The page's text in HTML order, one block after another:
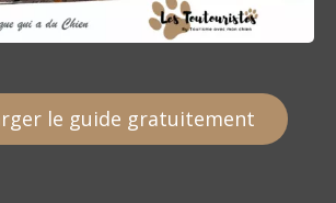
le guide gratuitement